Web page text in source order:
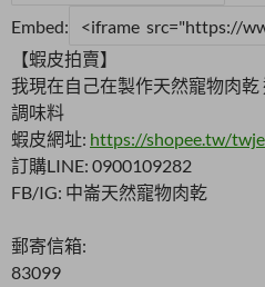
Embed:
【蝦皮拍賣】
我現在自己在製作天然寵物肉乾
調味料
蝦皮網址: https://shopee.tw/
訂購LINE: 0900109282
FB/IG: 中崙天然寵物肉乾
郵寄信箱:
83099